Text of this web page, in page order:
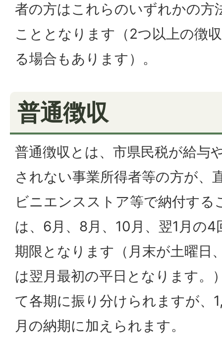
者の方はこれらのいずれかの方
こととなります（2つ以上の徴
る場合もあります）。
普通徴収
普通徴収とは、市県民税が給与
されない事業所得者等の方が、
ビニエンスストア等で納付する
は、6月、8月、10月、翌1月の
期限となります（月末が土曜日
は翌月最初の平日となります。
て各期に振り分けられますが、
月の納期に加えられます。